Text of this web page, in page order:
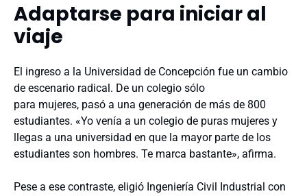
Adaptarse para iniciar al
viaje
El ingreso a la Universidad de Concepción fue un cambio
de escenario radical. De un colegio sólo
para mujeres, pasó a una generación de más de 800
estudiantes. «Yo venía a un colegio de puras mujeres y
llegas a una universidad en que la mayor parte de los
estudiantes son hombres. Te marca bastante», afirma.
Pese a ese contraste, eligió Ingeniería Civil Industrial con